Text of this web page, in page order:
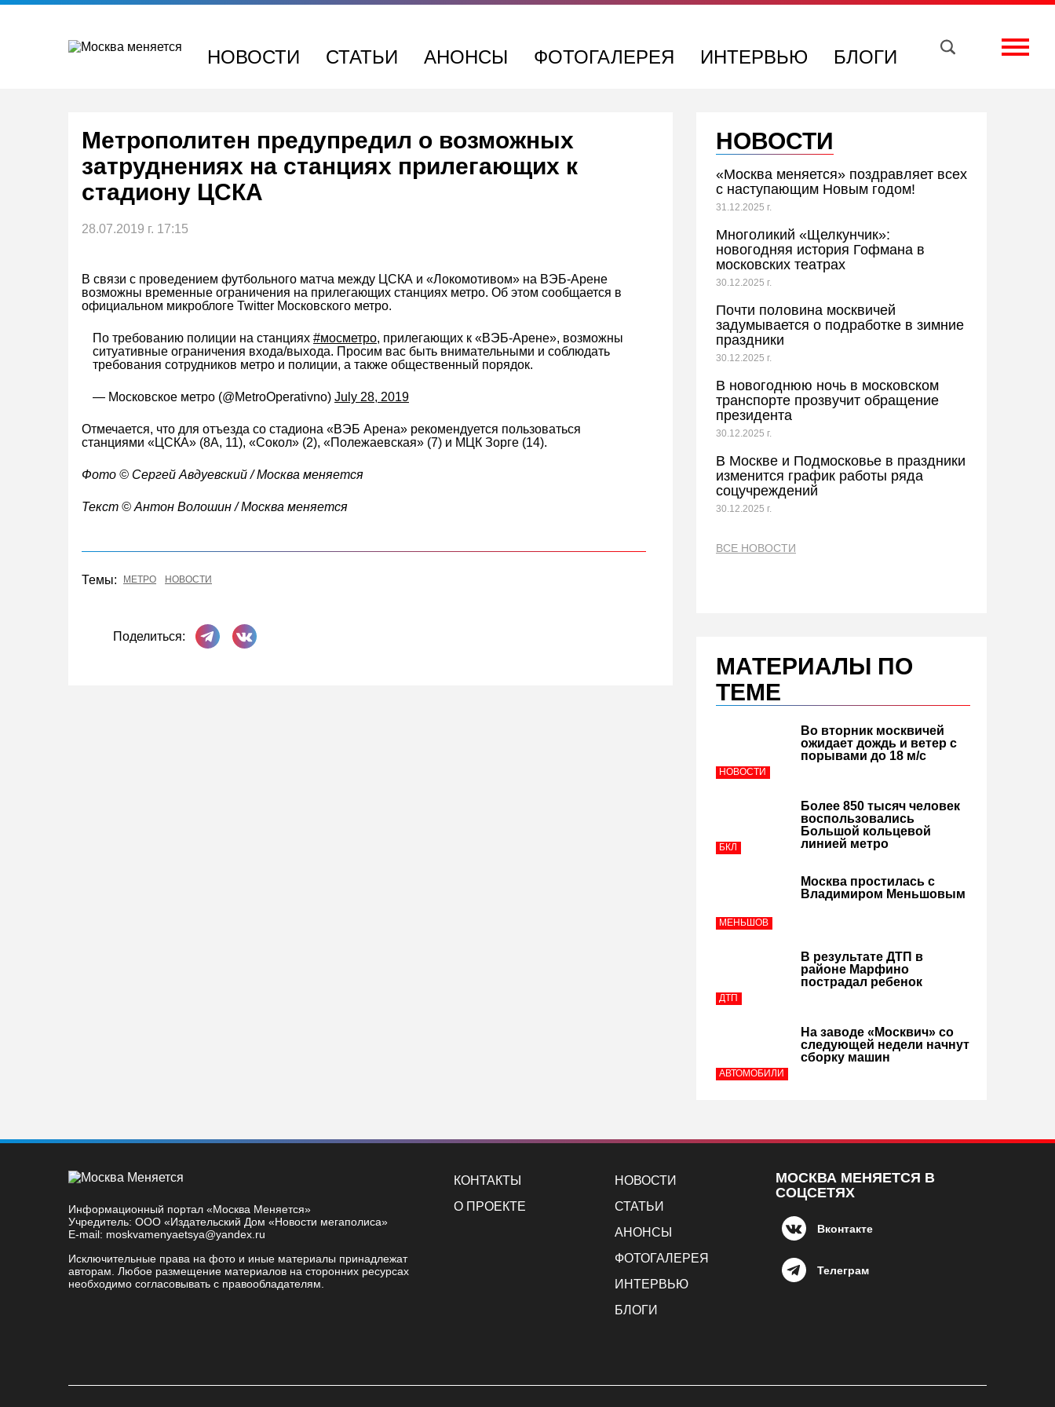
Перейти
НОВОСТИ СТАТЬИ АНОНСЫ ФОТОГАЛЕРЕЯ ИНТЕРВЬЮ БЛОГИ
Метрополитен предупредил о возможных
затруднениях на станциях прилегающих к
стадиону ЦСКА
28.07.2019 г. 17:15
В связи с проведением футбольного матча между ЦСКА и «Локомотивом» на ВЭБ-Арене
возможны временные ограничения на прилегающих станциях метро. Об этом сообщается в
официальном микроблоге Twitter Московского метро.
По требованию полиции на станциях #мосметро, прилегающих к «ВЭБ-Арене», возможны
ситуативные ограничения входа/выхода. Просим вас быть внимательными и соблюдать
требования сотрудников метро и полиции, а также общественный порядок.
— Московское метро (@MetroOperativno) July 28, 2019
Отмечается, что для отъезда со стадиона «ВЭБ Арена» рекомендуется пользоваться
станциями «ЦСКА» (8А, 11), «Сокол» (2), «Полежаевская» (7) и МЦК Зорге (14).
Фото © Сергей Авдуевский / Москва меняется
Текст © Антон Волошин / Москва меняется
Темы: МЕТРО НОВОСТИ
Поделиться:
Поделиться в Телеграме
Поделиться ВКонтакте
НОВОСТИ
«Москва меняется» поздравляет всех
с наступающим Новым годом!
31.12.2025 г.
Многоликий «Щелкунчик»:
новогодняя история Гофмана в
московских театрах
30.12.2025 г.
Почти половина москвичей
задумывается о подработке в зимние
праздники
30.12.2025 г.
В новогоднюю ночь в московском
транспорте прозвучит обращение
президента
30.12.2025 г.
В Москве и Подмосковье в праздники
изменится график работы ряда
соцучреждений
30.12.2025 г.
ВСЕ НОВОСТИ
МАТЕРИАЛЫ ПО
ТЕМЕ
НОВОСТИ
Во вторник москвичей
ожидает дождь и ветер с
порывами до 18 м/с
БКЛ
Более 850 тысяч человек
воспользовались
Большой кольцевой
линией метро
МЕНЬШОВ
Москва простилась с
Владимиром Меньшовым
ДТП
В результате ДТП в
районе Марфино
пострадал ребенок
АВТОМОБИЛИ
На заводе «Москвич» со
следующей недели начнут
сборку машин
Информационный портал «Москва Меняется»
Учредитель: ООО «Издательский Дом «Новости мегаполиса»
E-mail: moskvamenyaetsya@yandex.ru
Исключительные права на фото и иные материалы принадлежат
авторам. Любое размещение материалов на сторонних ресурсах
необходимо согласовывать с правообладателям.
КОНТАКТЫ
О ПРОЕКТЕ
НОВОСТИ
СТАТЬИ
АНОНСЫ
ФОТОГАЛЕРЕЯ
ИНТЕРВЬЮ
БЛОГИ
МОСКВА МЕНЯЕТСЯ В
СОЦСЕТЯХ
Вконтакте
Телеграм